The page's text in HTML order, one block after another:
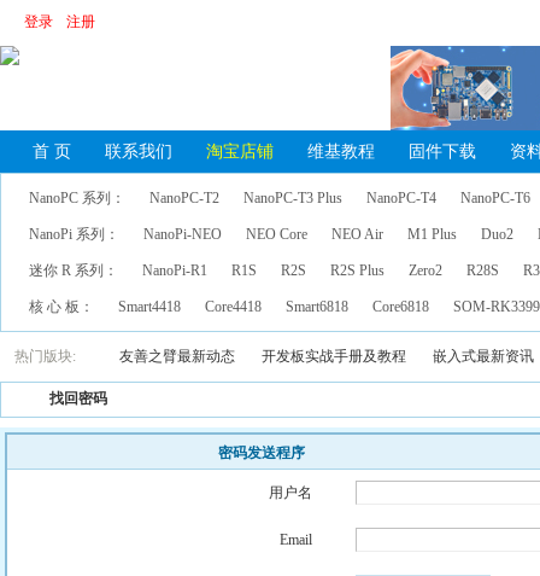
登录 注册
首 页 联系我们 淘宝店铺 维基教程 固件下载 资
NanoPC 系列： NanoPC-T2 NanoPC-T3 Plus NanoPC-T4 NanoPC-T6
NanoPi 系列： NanoPi-NEO NEO Core NEO Air M1 Plus Duo2
迷你 R 系列： NanoPi-R1 R1S R2S R2S Plus Zero2 R28S
核 心 板： Smart4418 Core4418 Smart6818 Core6818 SOM-
热门版块: 友善之臂最新动态 开发板实战手册及教程 嵌入式最新资讯
找回密码
密码发送程序
用户名
Email